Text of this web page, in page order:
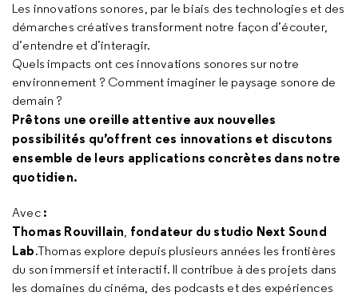
Les innovations sonores, par le biais des technologies et des
démarches créatives transforment notre façon d’écouter,
d’entendre et d’interagir.
Quels impacts ont ces innovations sonores sur notre
environnement ? Comment imaginer le paysage sonore de
demain ?
Prêtons une oreille attentive aux nouvelles
possibilités qu’offrent ces innovations et discutons
ensemble de leurs applications concrètes dans notre
quotidien.
Avec:
Thomas Rouvillain, fondateur du studio Next Sound
Lab.Thomas explore depuis plusieurs années les frontières
du son immersif et interactif. Il contribue à des projets dans
les domaines du cinéma, des podcasts et des expériences